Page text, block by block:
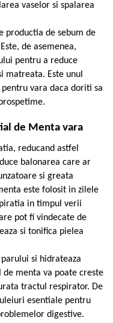
vaselor si spalarea
productia de sebum de
de asemenea,
pentru a reduce
matreata. Este unul
vara daca doriti sa
de Menta vara
reducand astfel
balonarea care ar
si greata
este folosit in zilele
in timpul verii
pot fi vindecate de
si tonifica pielea
si hidrateaza
de menta va poate creste
tractul respirator. De
esentiale pentru
digestive.